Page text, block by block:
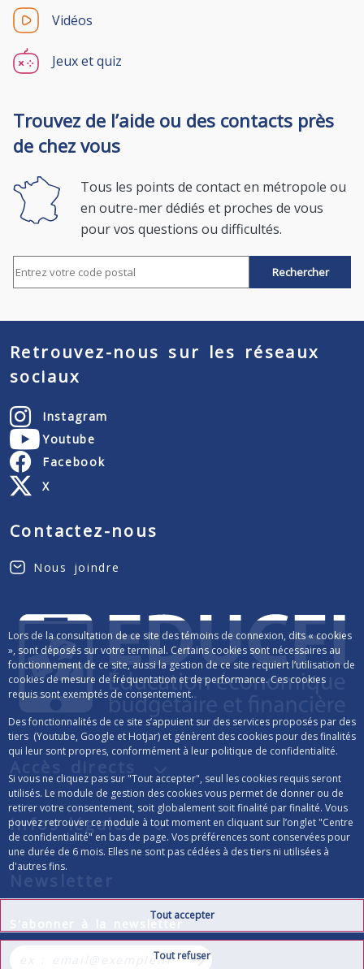
Lors de la consultation de ce site des témoins de connexion, dits « cookies
», sont déposés sur votre terminal. Certains cookies sont nécessaires au
fonctionnement de ce site, aussi la gestion de ce site requiert l’utilisation de
cookies de mesure de fréquentation et de performance. Ces cookies
requis sont exemptés de consentement.
Des fonctionnalités de ce site s’appuient sur des services proposés par des
tiers (Youtube, Google et Hotjar) et génèrent des cookies pour des finalités
qui leur sont propres, conformément à leur politique de confidentialité.
Si vous ne cliquez pas sur "Tout accepter", seul les cookies requis seront
utilisés. Le module de gestion des cookies vous permet de donner ou de
retirer votre consentement, soit globalement soit finalité par finalité. Vous
pouvez retrouver ce module à tout moment en cliquant sur l’onglet "Centre
de confidentialité" en bas de page. Vos préférences sont conservées pour
une durée de 6 mois. Elles ne sont pas cédées à des tiers ni utilisées à
d'autres fins.
Tout accepter
Tout refuser
Vidéos
Jeux et quiz
Trouvez de l’aide ou des contacts près
de chez vous
Tous les points de contact en métropole ou
en outre-mer dédiés et proches de vous
pour vos questions ou difficultés.
Retrouvez-nous sur les réseaux
sociaux
Instagram
Youtube
Facebook
X
Contactez-nous
Nous joindre
Infos légales
Formulaire d’inscription à la lettre
S'abonner à la newsletter